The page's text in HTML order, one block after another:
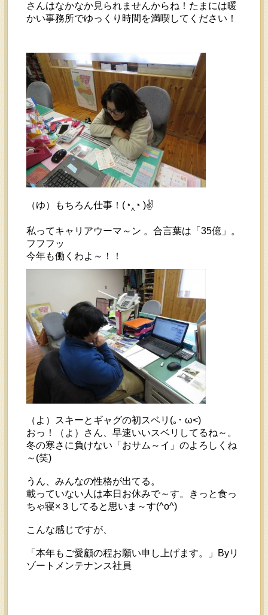
さんはなかなか見られませんからね！たまには暖
かい事務所でゆっくり時間を満喫してください！
（ゆ）もちろん仕事！(◔‸◔ )✌
私ってキャリアウーマ～ン 。合言葉は「35億」。
フフフッ
今年も働くわよ～！！
（よ）スキーとギャグの初スベリ(｡･ ω<)ゞ
おっ！（よ）さん、早速いいスベリしてるね～。
冬の寒さに負けない「おサム～イ」のよろしくね
～(笑)
うん、みんなの性格が出てる。
載っていない人は本日お休みで～す。きっと食っ
ちゃ寝×３してると思いま～す(^o^)
こんな感じですが、
「本年もご愛顧の程お願い申し上げます。」Byリ
ゾートメンテナンス社員